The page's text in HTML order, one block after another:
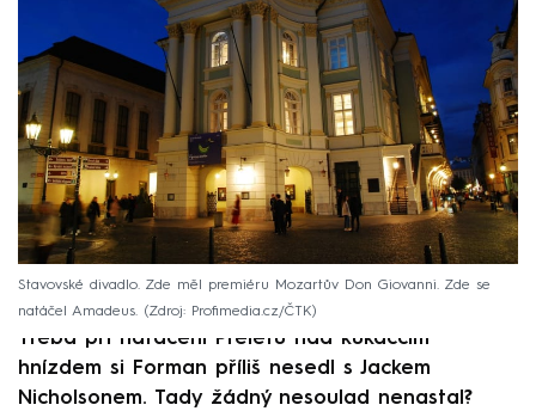
Stavovské divadlo. Zde měl premiéru Mozartův Don Giovanni. Zde se
natáčel Amadeus.
Zdroj: Profimedia.cz/ČTK
Třeba při natáčení Přeletu nad kukaččím
hnízdem si Forman příliš nesedl s Jackem
Nicholsonem. Tady žádný nesoulad nenastal?